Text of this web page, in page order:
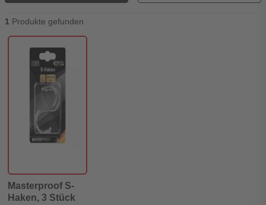
1 Produkte gefunden
Masterproof S-
Haken, 3 Stück